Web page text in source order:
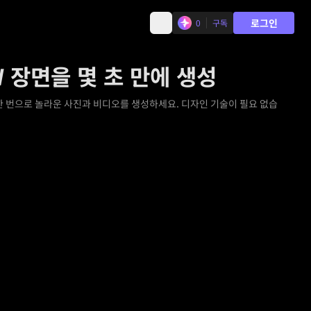
0 구독 로그인
면을 몇 초 만에 생성
으로 놀라운 사진과 비디오를 생성하세요. 디자인 기술이 필요 없습